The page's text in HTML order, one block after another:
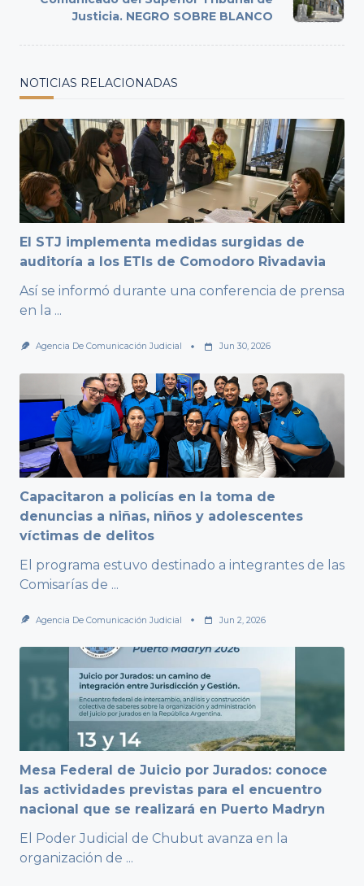
Justicia. NEGRO SOBRE BLANCO
NOTICIAS RELACIONADAS
El STJ implementa medidas surgidas de
auditoría a los ETIs de Comodoro Rivadavia
Así se informó durante una conferencia de prensa
en la ...
Agencia De Comunicación Judicial Jun 30, 2026
Capacitaron a policías en la toma de
denuncias a niñas, niños y adolescentes
víctimas de delitos
El programa estuvo destinado a integrantes de las
Comisarías de ...
Agencia De Comunicación Judicial Jun 2, 2026
Mesa Federal de Juicio por Jurados: conoce
las actividades previstas para el encuentro
nacional que se realizará en Puerto Madryn
El Poder Judicial de Chubut avanza en la
organización de ...